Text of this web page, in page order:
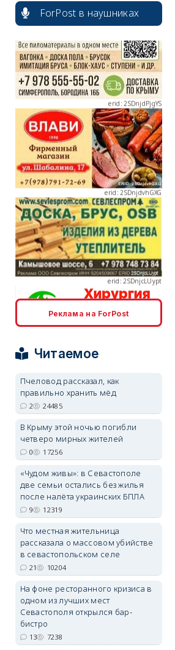
ForPost в наушниках
erid: 2SDnjdPjgYS
erid: 2SDnjdvhGXG
erid: 2SDnjcLUypt
erid: 2SDnjcrDNw6
erid: 2SDnjdPjgYS
Реклама на ForPost
Читаемое
Пчеловод рассказал, как
правильно хранить мёд
2 24485
В Крыму этой ночью погибли
четверо мирных жителей
0 17256
«Чудом живы»: в Севастополе
две семьи остались без жилья
после налёта украинских БПЛА
9 12319
Что местная жительница
рассказала о массовом убийстве
в севастопольском селе
21 10204
На фоне ресторанного кризиса в
одном из лучших мест
Севастополя открылся бар-
бистро
13 7238